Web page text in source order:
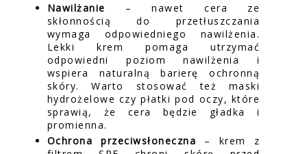
Nawilżanie – nawet cera ze
skłonnością do przetłuszczania
wymaga odpowiedniego nawilżenia.
Lekki krem pomaga utrzymać
odpowiedni poziom nawilżenia i
wspiera naturalną barierę ochronną
skóry. Warto stosować też maski
hydrożelowe czy płatki pod oczy, które
sprawią, że cera będzie gładka i
promienna.
Ochrona przeciwsłoneczna – krem z